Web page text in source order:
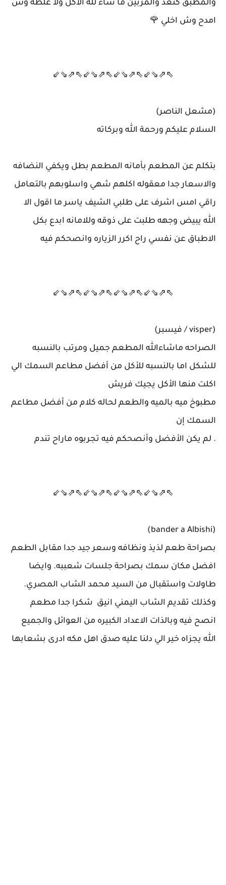
والمطبق كنعد والمربين ما شاء لله الاكل ولا غلطه وش
امدح وش اخلي 🌹
⇖⇗⇘⇙⇖⇗⇘⇙⇖⇗⇘⇙⇖⇗⇘⇙
(مشعل الناصر)
السلام عليكم ورحمة الله وبركاته
بتكلم عن المطعم بأمانه المطعم بطل ويكفي النضافه
والاسعار جدا معقوله اكلهم شهي واسلوبهم بالتعامل
راقي امس اشرف على طلبي الشيف ياسر ما اقول الا
الله يبيض وجهه طلبت على ذوقه وللامانه ابدع بكل
الاطباق عن نفسي راح اكرر الزياره وانصحكم فيه
⇖⇗⇘⇙⇖⇗⇘⇙⇖⇗⇘⇙⇖⇗⇘⇙
(visper / فيسبر)
الصراحه ماشاءالله المطعم جميل ومرتب بالنسبه
للشكل اما بالنسبه للأكل من أفضل مطاعم السمك الي
اكلت منها الأكل يجيك فريش
مطبوخ ميه بالميه والطعم لحاله كلام من أفضل مطاعم
السمك إن
. لم يكن الأفضل وأنصحكم فيه تجربوه ماراح تندم
⇖⇗⇘⇙⇖⇗⇘⇙⇖⇗⇘⇙⇖⇗⇘⇙
(bander a Albishi)
بصراحة طعم لذيذ ونظافه وسعر جيد جدا مقابل الطعم
افضل مكان سمك بصراحة جلسات شعببه. وايضا
طاولات واستقبال من السيد محمد الشاب المصري.
وكذلك تقديم الشاب اليمني انيق شكرا جدا مطعم
انصح فيه وبالذات الاعداد الكبيره من العوائل والجميع
الله يجزاه خير الي دلنا عليه صدق اهل مكه ادرى بشعابها